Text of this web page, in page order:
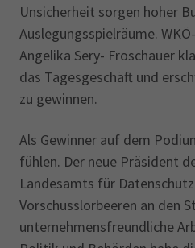
Unsicherheit sorgen hoher
Auslegungsspielräume.
Angelika Sery- Froschauer
das Tagesgeschäft und
zu gewinnen.
Als Gewinner auf dem
fühlen. Der neue Präsident
Landesamts für
Vorschusslorbeeren an den
unternehmensfreundliche